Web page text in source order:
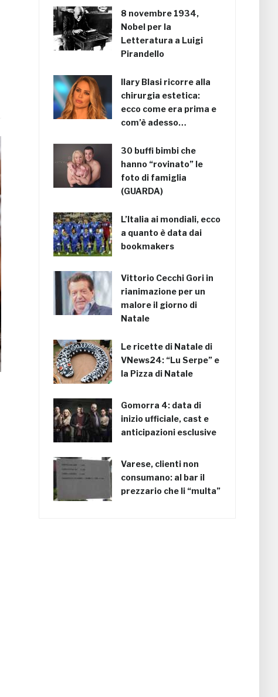
8 novembre 1934,
Nobel per la
Letteratura a Luigi
Pirandello
Ilary Blasi ricorre alla
chirurgia estetica:
ecco come era prima e
com’è adesso…
30 buffi bimbi che
hanno “rovinato” le
foto di famiglia
(GUARDA)
L’Italia ai mondiali, ecco
a quanto è data dai
bookmakers
Vittorio Cecchi Gori in
rianimazione per un
malore il giorno di
Natale
Le ricette di Natale di
VNews24: “Lu Serpe” e
la Pizza di Natale
Gomorra 4: data di
inizio ufficiale, cast e
anticipazioni esclusive
Varese, clienti non
consumano: al bar il
prezzario che li “multa”